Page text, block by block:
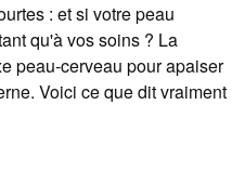
: et si votre peau
qu'à vos soins ? La
peau-cerveau pour apaiser
Voici ce que dit vraiment